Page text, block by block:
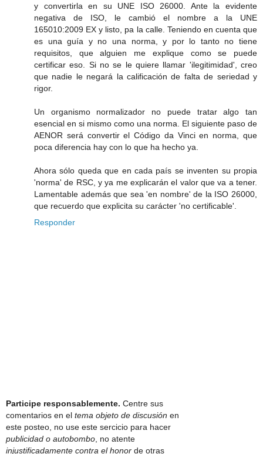
y convertirla en su UNE ISO 26000. Ante la evidente
negativa de ISO, le cambió el nombre a la UNE
165010:2009 EX y listo, pa la calle. Teniendo en cuenta que
es una guía y no una norma, y por lo tanto no tiene
requisitos, que alguien me explique como se puede
certificar eso. Si no se le quiere llamar 'ilegitimidad', creo
que nadie le negará la calificación de falta de seriedad y
rigor.
Un organismo normalizador no puede tratar algo tan
esencial en si mismo como una norma. El siguiente paso de
AENOR será convertir el Código da Vinci en norma, que
poca diferencia hay con lo que ha hecho ya.
Ahora sólo queda que en cada país se inventen su propia
'norma' de RSC, y ya me explicarán el valor que va a tener.
Lamentable además que sea 'en nombre' de la ISO 26000,
que recuerdo que explicita su carácter 'no certificable'.
Responder
Participe responsablemente. Centre sus
comentarios en el tema objeto de discusión en
este posteo, no use este sercicio para hacer
publicidad o autobombo , no atente
injustificadamente contra el honor de otras